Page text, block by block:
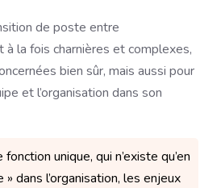
de poste entre
à la fois charnières et complexes,
bien sûr, mais aussi pour
et l’organisation dans son
fonction unique, qui n’existe qu’en
dans l’organisation, les enjeux